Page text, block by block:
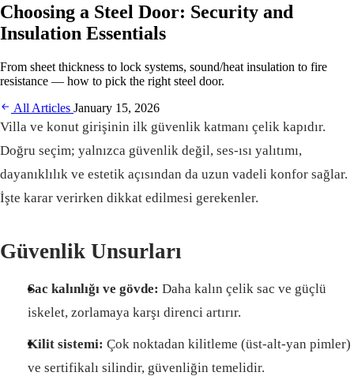
Choosing a Steel Door: Security and
Insulation Essentials
From sheet thickness to lock systems, sound/heat insulation to fire
resistance — how to pick the right steel door.
All Articles January 15, 2026
Villa ve konut girişinin ilk güvenlik katmanı çelik kapıdır.
Doğru seçim; yalnızca güvenlik değil, ses-ısı yalıtımı,
dayanıklılık ve estetik açısından da uzun vadeli konfor sağlar.
İşte karar verirken dikkat edilmesi gerekenler.
Güvenlik Unsurları
Sac kalınlığı ve gövde: Daha kalın çelik sac ve güçlü
iskelet, zorlamaya karşı direnci artırır.
Kilit sistemi: Çok noktadan kilitleme (üst-alt-yan pimler)
ve sertifikalı silindir, güvenliğin temelidir.